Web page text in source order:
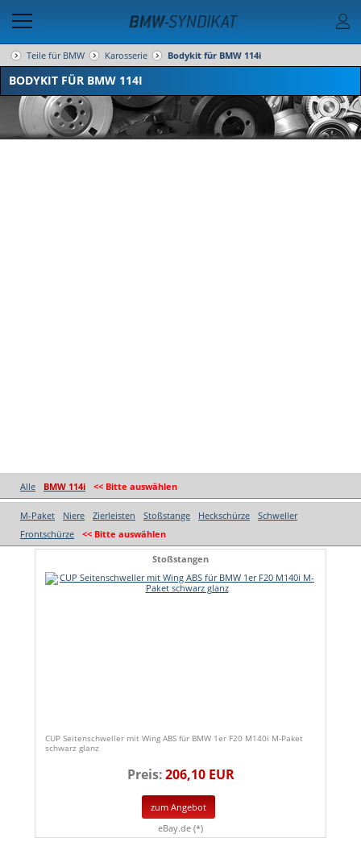
Teile für BMW Karosserie Bodykit für BMW 114i
BODYKIT FÜR BMW 114I
Alle BMW 114i << Bitte auswählen
M-Paket Niere Zierleisten Stoßstange Heckschürze
Schweller
Frontschürze
<< Bitte auswählen
Stoßstangen
CUP Seitenschweller mit Wing ABS für BMW 1er F20 M140i M-Paket
schwarz glanz
Preis:206,10 EUR
zum Angebot
eBay.de (*)